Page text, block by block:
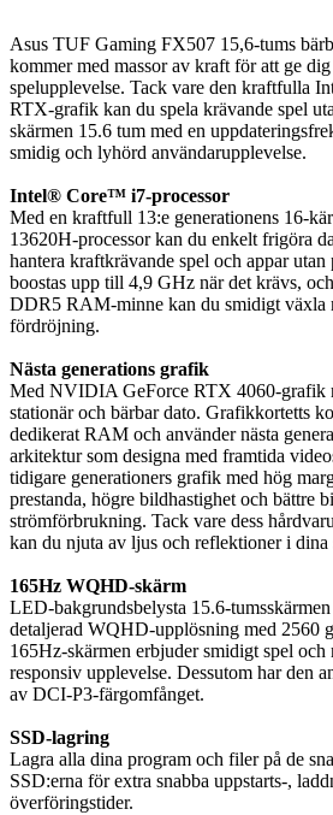
Asus TUF Gaming FX507 15,6-tums
kommer med massor av kraft för att ge
spelupplevelse. Tack vare den kraftfulla
RTX-grafik kan du spela krävande spel
skärmen 15.6 tum med en
smidig och lyhörd användarupplevelse.
Intel® Core™ i7-processor
Med en kraftfull 13:e generationens 16-
13620H-processor kan du enkelt frigöra
hantera kraftkrävande spel och appar
boostas upp till 4,9 GHz när det krävs,
DDR5 RAM-minne kan du smidigt växla
fördröjning.
Nästa generations grafik
Med NVIDIA GeForce RTX 4060-grafik
stationär och bärbar dato. Grafikkortetts
dedikerat RAM och använder nästa
arkitektur som designa med framtida
tidigare generationers grafik med hög
prestanda, högre bildhastighet och bättre
strömförbrukning. Tack vare dess
kan du njuta av ljus och reflektioner i dina
165Hz WQHD-skärm
LED-bakgrundsbelysta 15.6-
detaljerad WQHD-upplösning med 2560
165Hz-skärmen erbjuder smidigt spel
responsiv upplevelse. Dessutom har den
av DCI-P3-färgomfånget.
SSD-lagring
Lagra alla dina program och filer på de
SSD:erna för extra snabba uppstarts-,
överföringstider.